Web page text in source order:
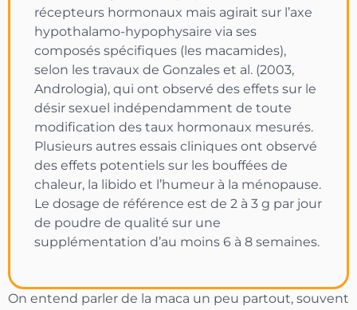
récepteurs hormonaux mais agirait sur l’axe
hypothalamo-hypophysaire via ses
composés spécifiques (les macamides),
selon les travaux de Gonzales et al. (2003,
Andrologia), qui ont observé des effets sur le
désir sexuel indépendamment de toute
modification des taux hormonaux mesurés.
Plusieurs autres essais cliniques ont observé
des effets potentiels sur les bouffées de
chaleur, la libido et l’humeur à la ménopause.
Le dosage de référence est de 2 à 3 g par jour
de poudre de qualité sur une
supplémentation d’au moins 6 à 8 semaines.
On entend parler de la maca un peu partout, souvent